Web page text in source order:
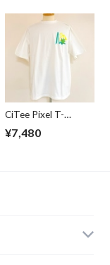
CiTee Pixel T-
shirts White
¥7,480